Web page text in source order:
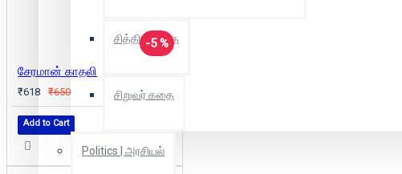
சித்திரக்கதை
சிறுவர் கதை
Politics | அரசியல்
-5 %
சேரமான் காதலி
₹618 ₹650
Add to Cart